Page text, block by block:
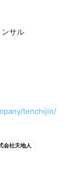
サル
tenchijin/
会社天地人